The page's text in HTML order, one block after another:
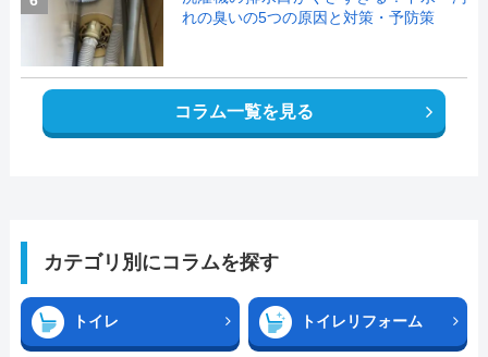
れの臭いの5つの原因と対策・予防策
コラム一覧を見る
カテゴリ別にコラムを探す
トイレ トイレリフォーム